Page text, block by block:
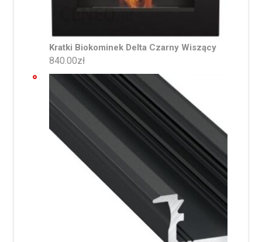
Kratki Biokominek Delta Czarny Wiszący
840.00zł